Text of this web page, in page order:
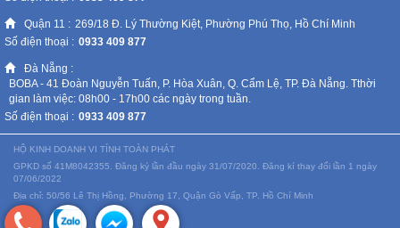
Quận 11 : 269/18 Đ. Lý Thường Kiệt, Phường Phú Thọ, Hồ Chí Minh
Số điện thoại : 0933 409 877
Đà Nẵng :
BOBA - 41 Đoàn Nguyễn Tuấn, P. Hòa Xuân, Q. Cẩm Lệ, TP. Đà Nẵng. Tthời
gian làm việc: 08h00 - 17h00 các ngày trong tuần.
Số điện thoại : 0933 409 877
HỘ KINH DOANH VI TÍNH TOÀN PHÁT
GPKD số 41M8042355. Đăng ký lần đầu ngày 31/07/2020. Đăng kí thay đổi lần 1 ngày
07/06/2022
Địa chỉ: 50/56 Lê Thị Hồng, Phường 17, Quận Gò Vấp, TP. Hồ Chí Minh